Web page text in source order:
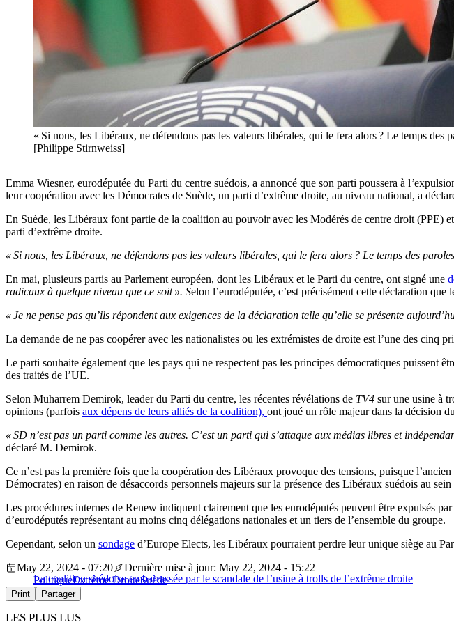
« Si nous, les Libéraux, ne défendons pas les valeurs libérales, qui le fera alors ? Le temps
[Philippe Stirnweiss]
Emma Wiesner, eurodéputée du Parti du centre suédois, a annoncé que son parti poussera à l’
leur coopération avec les Démocrates de Suède, un parti d’extrême droite, au niveau national, a
En Suède, les Libéraux font partie de la coalition au pouvoir avec les Modérés de centre droit (PPE)
parti d’extrême droite.
« Si nous, les Libéraux, ne défendons pas les valeurs libérales, qui le fera alors ? Le temps des
En mai, plusieurs partis au Parlement européen, dont les Libéraux et le Parti du centre, ont signé une
radicaux à quelque niveau que ce soit ». Selon l’eurodéputée, c’est précisément cette déclaration que
« Je ne pense pas qu’ils répondent aux exigences de la déclaration telle qu’elle se présente
La demande de ne pas coopérer avec les nationalistes ou les extrémistes de droite est l’une des cinq
Le parti souhaite également que les pays qui ne respectent pas les principes démocratiques puissent
des traités de l’UE.
Selon Muharrem Demirok, leader du Parti du centre, les récentes révélations de TV4 sur une usine à
opinions (parfois aux dépens de leurs alliés de la coalition), ont joué un rôle majeur dans la décision
« SD n’est pas un parti comme les autres. C’est un parti qui s’attaque aux médias libres et
déclaré M. Demirok.
Ce n’est pas la première fois que la coopération des Libéraux provoque des tensions, puisque
Démocrates) en raison de désaccords personnels majeurs sur la présence des Libéraux suédois au
Les procédures internes de Renew indiquent clairement que les eurodéputés peuvent être expulsés
d’eurodéputés représentant au moins cinq délégations nationales et un tiers de l’ensemble du groupe.
Cependant, selon un sondage d’Europe Elects, les Libéraux pourraient perdre leur unique siège au
La coalition suédoise embarrassée par le scandale de l’usine à trolls de l’extrême droite
May 22, 2024 - 07:20
Dernière mise à jour: May 22, 2024 - 15:22
PolitiqueExtrême DroiteSuède
Print Partager
LES PLUS LUS